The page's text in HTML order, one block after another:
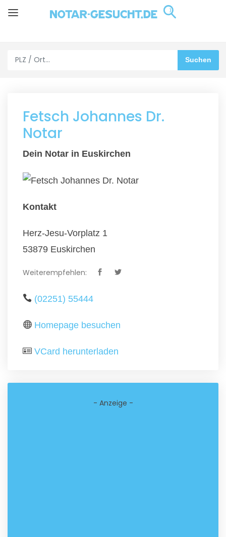
Fetsch Johannes Dr.
Notar
Dein Notar in Euskirchen
Kontakt
Herz-Jesu-Vorplatz 1
53879 Euskirchen
Weiterempfehlen:
(02251) 55444
Homepage besuchen
VCard herunterladen
- Anzeige -